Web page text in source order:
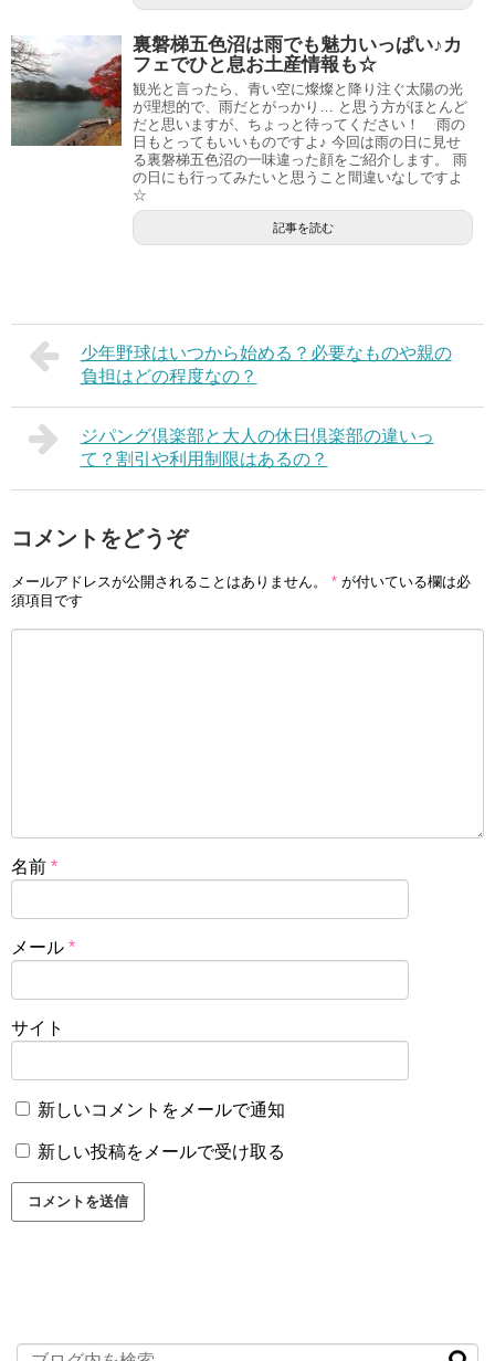
裏磐梯五色沼は雨でも魅力いっぱい♪カ
フェでひと息お土産情報も☆
観光と言ったら、青い空に燦燦と降り注ぐ太陽の光
が理想的で、雨だとがっかり… と思う方がほとんど
だと思いますが、ちょっと待ってください！ 雨の
日もとってもいいものですよ♪ 今回は雨の日に見せ
る裏磐梯五色沼の一味違った顔をご紹介します。 雨
の日にも行ってみたいと思うこと間違いなしですよ
☆
記事を読む
少年野球はいつから始める？必要なものや親の
負担はどの程度なの？
ジパング倶楽部と大人の休日倶楽部の違いっ
て？割引や利用制限はあるの？
コメントをどうぞ
メールアドレスが公開されることはありません。 * が付いている欄は必
須項目です
名前 *
メール *
サイト
新しいコメントをメールで通知
新しい投稿をメールで受け取る